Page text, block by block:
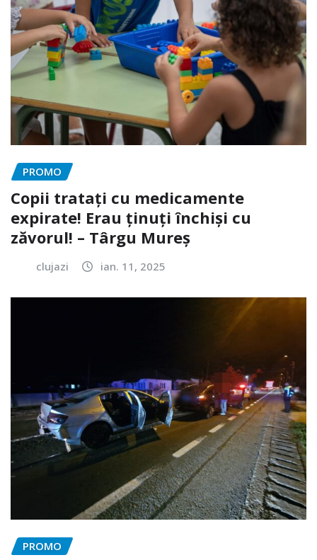
PROMO
Copii tratați cu medicamente
expirate! Erau ținuți închiși cu
zăvorul! – Târgu Mureș
clujazi ian. 11, 2025
PROMO